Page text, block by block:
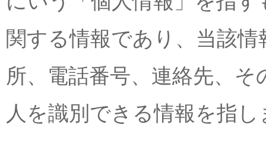
関する情報であり、当該
所、電話番号、連絡先、
人を識別できる情報を指し